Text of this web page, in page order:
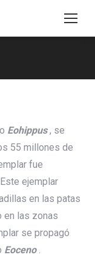
Eohippus, se
55 millones de
fue
ejemplar
en las patas
en las zonas
se propagó
Eoceno .